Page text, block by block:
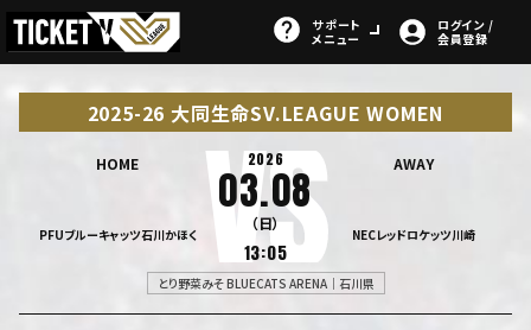
サポート
メニュー
ログイン /
会員登録
2025-26 大同生命SV.LEAGUE WOMEN
HOME
PFUブルーキャッツ石川かほく
2026
03.08
（日）
13:05
AWAY
NECレッドロケッツ川崎
とり野菜みそ BLUECATS ARENA｜石川県